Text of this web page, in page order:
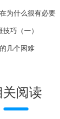
为什么很有必要
巧（一）
几个困难
关阅读